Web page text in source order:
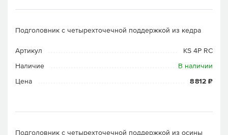
Подголовник с четырехточечной поддержкой из кедра
Артикул
KS 4P RC
Наличие
В наличии
Цена
8 812 ₽
Подголовник с четырехточечной поддержкой из осины